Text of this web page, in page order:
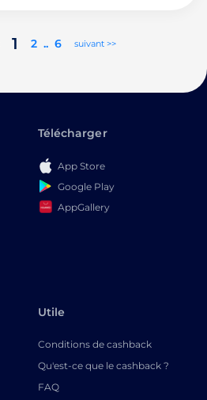
1 2 .. 6 suivant >>
Télécharger
App Store
Google Play
AppGallery
Utile
Conditions de cashback
Qu'est-ce que le cashback ?
FAQ